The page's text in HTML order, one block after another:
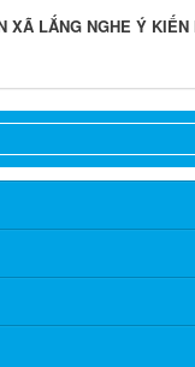
XÃ LẮNG NGHE Ý KIẾN